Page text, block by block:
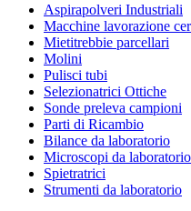
Aspirapolveri Industriali
Macchine lavorazione
Mietitrebbie parcellari
Molini
Pulisci tubi
Selezionatrici Ottiche
Sonde preleva campioni
Parti di Ricambio
Bilance da laboratorio
Microscopi da laboratorio
Spietratrici
Strumenti da laboratorio